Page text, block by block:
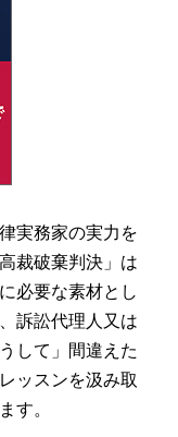
実務家の実力を
裁破棄判決」は
必要な素材とし
訴訟代理人又は
して」間違えた
ッスンを汲み取
す。